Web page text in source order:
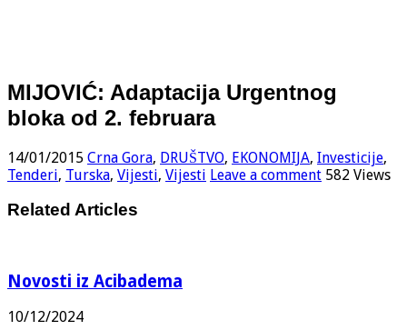
MIJOVIĆ: Adaptacija Urgentnog
bloka od 2. februara
14/01/2015 Crna Gora, DRUŠTVO, EKONOMIJA, Investicije,
Tenderi, Turska, Vijesti, Vijesti Leave a comment 582 Views
Related Articles
Novosti iz Acibadema
10/12/2024